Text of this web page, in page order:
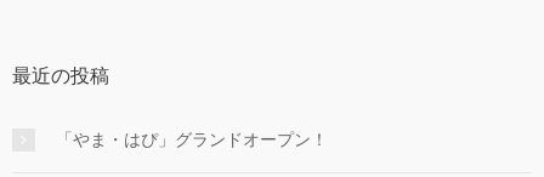
最近の投稿
「やま・はぴ」グランドオープン！